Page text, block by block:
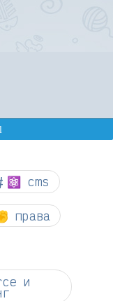
⚛ cms
права
и